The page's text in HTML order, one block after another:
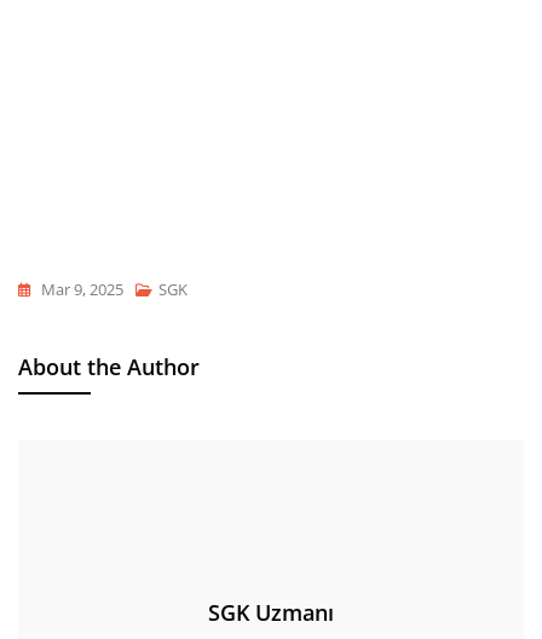
Mar 9, 2025 SGK
About the Author
SGK Uzmanı